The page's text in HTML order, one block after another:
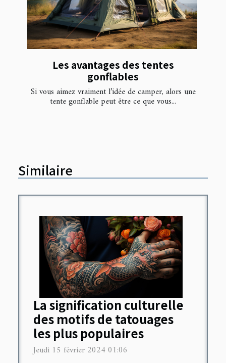
Les avantages des tentes
gonflables
Si vous aimez vraiment l’idée de camper, alors une
tente gonflable peut être ce que vous...
Similaire
La signification culturelle
des motifs de tatouages
les plus populaires
Jeudi 15 février 2024 01:06